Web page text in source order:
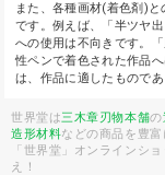
また、各種画材(着色剤)
です。例えば、「半ツヤ
への使用は不向きです。
性ペンで着色された作品
は、作品に適したもので
世界堂は三木章刃物本舗の
造形材料などの商品を豊
「世界堂」オンラインシ
え！